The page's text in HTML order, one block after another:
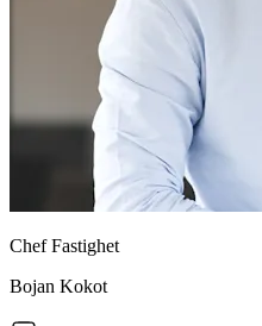
Chef Fastighet
Bojan Kokot